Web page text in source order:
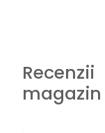
Recenzii
magazin